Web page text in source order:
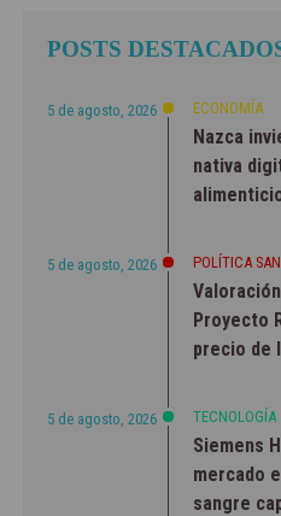
POSTS
5 de agosto, 2026 ECONOMÍA
Nazca
nativa
5 de agosto, 2026 POLÍTICA
Proyecto
precio de
5 de agosto, 2026 TECNOLOGÍA
Siemens
mercado
sangre